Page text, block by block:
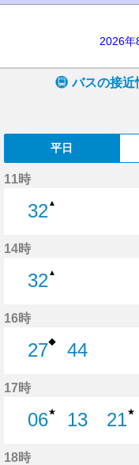
2026年
バスの接近
平日
11時
32▲
14時
32▲
16時
27◆
44
17時
06★
13
21★
18時